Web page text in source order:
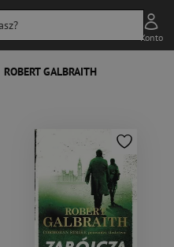
Konto
ROBERT GALBRAITH